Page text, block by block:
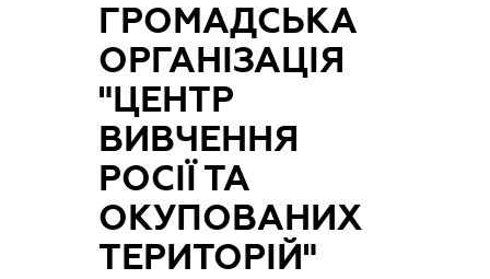
ГРОМАДСЬКА
ОРГАНІЗАЦІЯ
"ЦЕНТР
ВИВЧЕННЯ
РОСІЇ ТА
ОКУПОВАНИХ
ТЕРИТОРІЙ"